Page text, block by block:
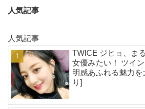
人気記事
人気記事
TWICE ジヒョ、ま
女優みたい！ ツイ
明感あふれる魅力を
り]